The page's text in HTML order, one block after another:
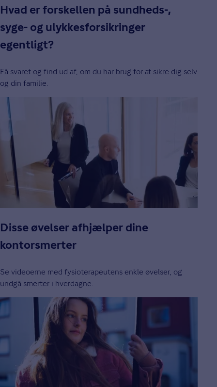
Hvad er forskellen på sundheds-,
syge- og ulykkesforsikringer
egentligt?
Få svaret og find ud af, om du har brug for at sikre dig selv
og din familie.
Disse øvelser afhjælper dine
kontorsmerter
Se videoerne med fysioterapeutens enkle øvelser, og
undgå smerter i hverdagne.